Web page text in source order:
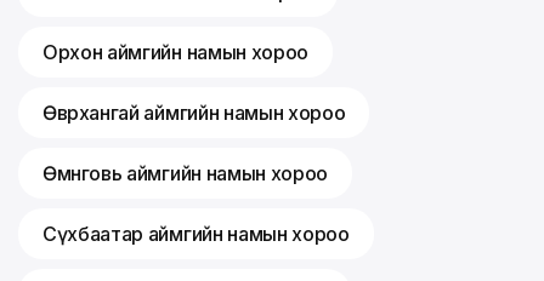
Орхон аймгийн намын хороо
Өвөрхангай аймгийн намын хороо
Өмнөговь аймгийн намын хороо
Сүхбаатар аймгийн намын хороо